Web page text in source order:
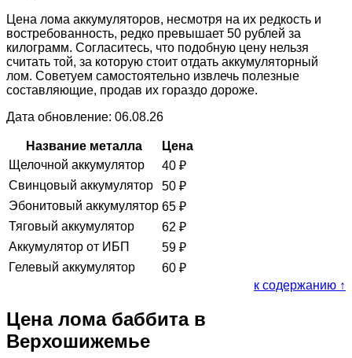
Цена лома аккумуляторов, несмотря на их редкость и
востребованность, редко превышает 50 рублей за
килограмм. Согласитесь, что подобную цену нельзя
считать той, за которую стоит отдать аккумуляторный
лом. Советуем самостоятельно извлечь полезные
составляющие, продав их гораздо дороже.
Дата обновление: 06.08.26
Название металла
Цена
Щелочной аккумулятор
40 ₽
Свинцовый аккумулятор
50 ₽
Эбонитовый аккумулятор 65 ₽
Тяговый аккумулятор
62 ₽
Аккумулятор от ИБП
59 ₽
Гелевый аккумулятор
60 ₽
к содержанию ↑
Цена лома баббита в
Верхошижемье